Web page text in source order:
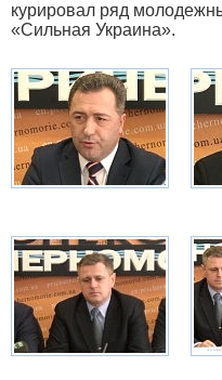
курировал ряд
«Сильная Украина».